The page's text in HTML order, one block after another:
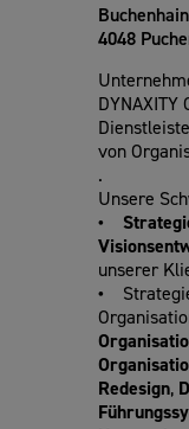
4048
von
.
Unsere
•
unserer
•
Redesign,